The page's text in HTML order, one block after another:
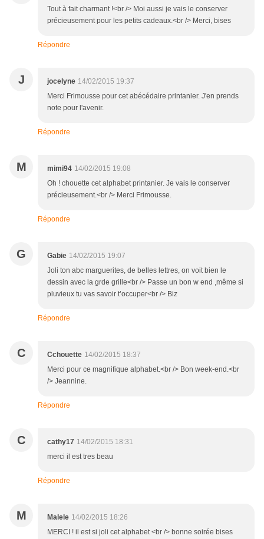
Tout à fait charmant !<br /> Moi aussi je vais le conserver
précieusement pour les petits cadeaux.<br /> Merci, bises
Répondre
J jocelyne 14/02/2015 19:37
Merci Frimousse pour cet abécédaire printanier. J'en prends
note pour l'avenir.
Répondre
M mimi94 14/02/2015 19:08
Oh ! chouette cet alphabet printanier. Je vais le conserver
précieusement.<br /> Merci Frimousse.
Répondre
G Gabie 14/02/2015 19:07
Joli ton abc marguerites, de belles lettres, on voit bien le
dessin avec la grde grille<br /> Passe un bon w end ,même si
pluvieux tu vas savoir t’occuper<br /> Biz
Répondre
C Cchouette 14/02/2015 18:37
Merci pour ce magnifique alphabet.<br /> Bon week-end.<br
/> Jeannine.
Répondre
C cathy17 14/02/2015 18:31
merci il est tres beau
Répondre
M Malele 14/02/2015 18:26
MERCI ! il est si joli cet alphabet <br /> bonne soirée bises